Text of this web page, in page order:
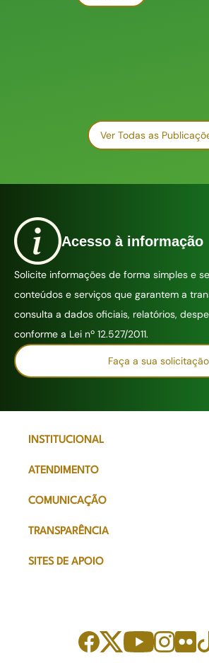
Ver Todas as
Acesso à informação
Solicite informações de forma simples e
conteúdos e serviços que garantem a
consulta a dados oficiais, relatórios,
conforme a Lei nº 12.527/2011.
Faça a sua solicitação
INSTITUCIONAL
ATENDIMENTO
COMUNICAÇÃO
TRANSPARÊNCIA
SITES DE APOIO